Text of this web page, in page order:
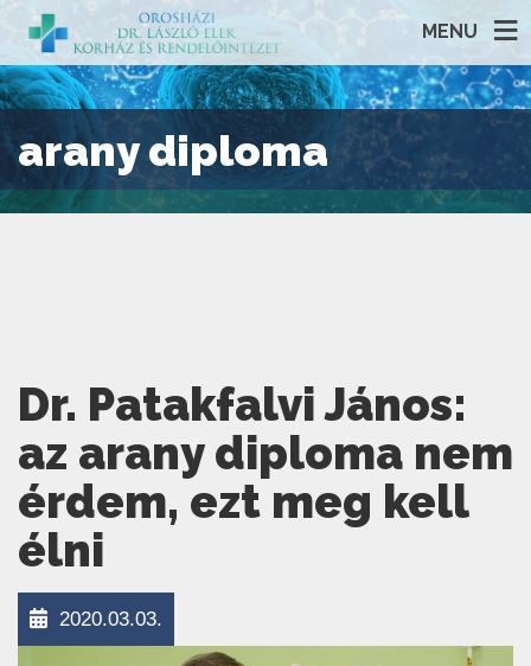
MENU
arany diploma
Dr. Patakfalvi János:
az arany diploma nem
érdem, ezt meg kell
élni
2020.03.03.